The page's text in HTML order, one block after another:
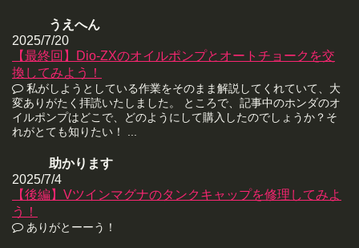
うえへん
2025/7/20
【最終回】Dio-ZXのオイルポンプとオートチョークを交
換してみよう！
私がしようとしている作業をそのまま解説してくれていて、大
変ありがたく拝読いたしました。 ところで、記事中のホンダのオ
イルポンプはどこで、どのようにして購入したのでしょうか？そ
れがとても知りたい！ ...
助かります
2025/7/4
【後編】Vツインマグナのタンクキャップを修理してみよ
う！
ありがとーーう！